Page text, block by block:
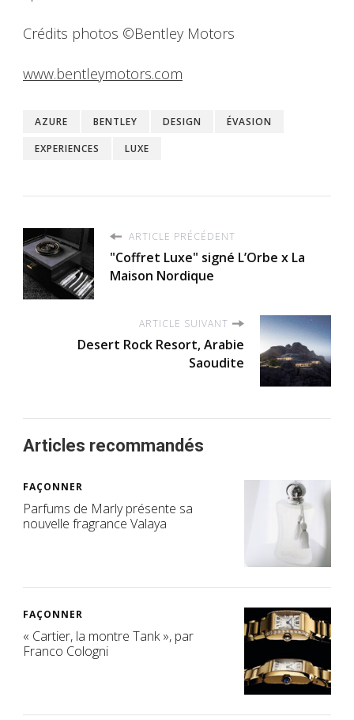
Crédits photos ©Bentley Motors
www.bentleymotors.com
AZURE BENTLEY DESIGN
ÉVASION
EXPERIENCES
LUXE
ARTICLE PRÉCÉDENT
"Coffret Luxe" signé L’Orbe x La
Maison Nordique
ARTICLE SUIVANT
Desert Rock Resort, Arabie
Saoudite
Articles recommandés
FAÇONNER
Parfums de Marly présente sa
nouvelle fragrance Valaya
FAÇONNER
« Cartier, la montre Tank », par
Franco Cologni